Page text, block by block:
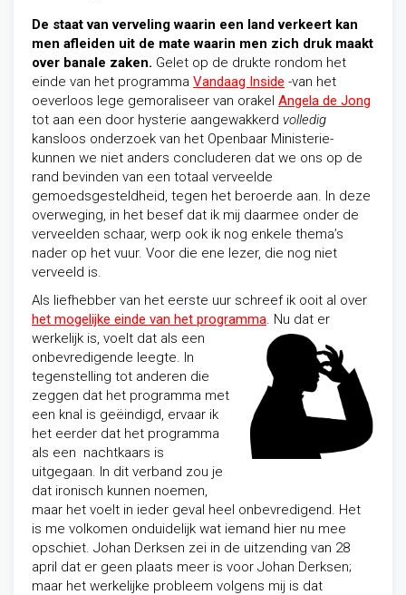
De staat van verveling waarin een land verkeert kan
men afleiden uit de mate waarin men zich druk maakt
over banale zaken. Gelet op de drukte rondom het
einde van het programma Vandaag Inside -van het
oeverloos lege gemoraliseer van orakel Angela de Jong
tot aan een door hysterie aangewakkerd volledig
kansloos onderzoek van het Openbaar Ministerie-
kunnen we niet anders concluderen dat we ons op de
rand bevinden van een totaal verveelde
gemoedsgesteldheid, tegen het beroerde aan. In deze
overweging, in het besef dat ik mij daarmee onder de
verveelden schaar, werp ook ik nog enkele thema’s
nader op het vuur. Voor die ene lezer, die nog niet
verveeld is.
Als liefhebber van het eerste uur schreef ik ooit al over
het mogelijke einde van het programma. Nu dat er
werkelijk is, voelt dat als een
onbevredigende leegte. In
tegenstelling tot anderen die
zeggen dat het programma met
een knal is geëindigd, ervaar ik
het eerder dat het programma
als een nachtkaars is
uitgegaan. In dit verband zou je
dat ironisch kunnen noemen,
maar het voelt in ieder geval heel onbevredigend. Het
is me volkomen onduidelijk wat iemand hier nu mee
opschiet. Johan Derksen zei in de uitzending van 28
april dat er geen plaats meer is voor Johan Derksen;
maar het werkelijke probleem volgens mij is dat